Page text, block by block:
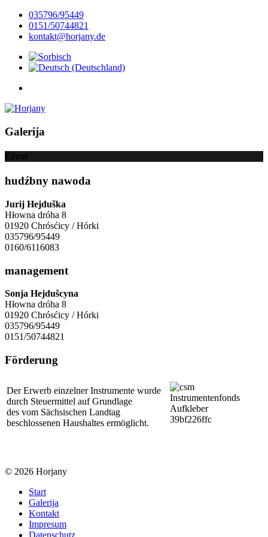
035796/95449
0151/50744821
kontakt@horjany.de
Galerija
Error
hudźbny nawoda
Jurij Hejduška
Hłowna dróha 8
01920 Chrósćicy / Hórki
035796/95449
0160/6116083
management
Sonja Hejdušcyna
Hłowna dróha 8
01920 Chrósćicy / Hórki
035796/95449
0151/50744821
Förderung
Der Erwerb einzelner Instrumente wurde
durch Steuermittel auf Grundlage
des vom Sächsischen Landtag
beschlossenen Haushaltes ermöglicht.
© 2026 Horjany
Start
Galerija
Kontakt
Impresum
Datenschutz